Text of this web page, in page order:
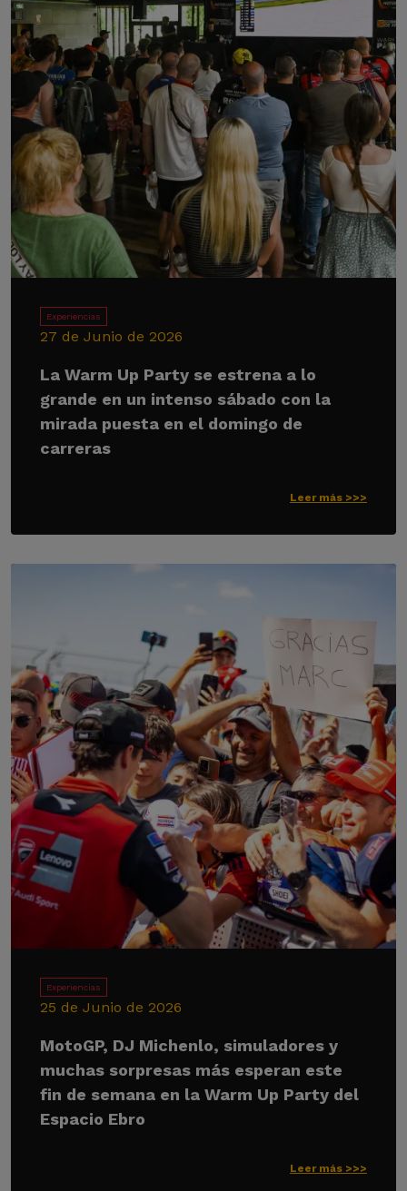
Experiencias
27 de Junio de 2026
La Warm Up Party se estrena a lo
grande en un intenso sábado con la
mirada puesta en el domingo de
carreras
Leer más >>>
Experiencias
25 de Junio de 2026
MotoGP, DJ Michenlo, simuladores y
muchas sorpresas más esperan este
fin de semana en la Warm Up Party del
Espacio Ebro
Leer más >>>